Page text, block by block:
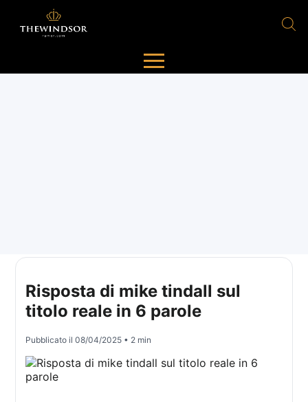
Risposta di mike tindall sul
titolo reale in 6 parole
Pubblicato il08/04/2025 • 2 min